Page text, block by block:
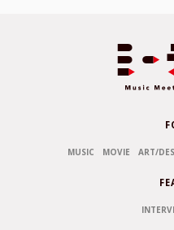
MUSIC MOVIE ART/